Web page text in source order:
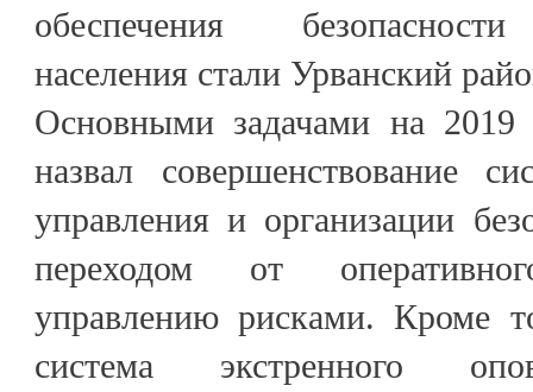
обеспечения
населения стали Урванский
Основными задачами на
назвал совершенствование
управления и организации
переходом от
управлению рисками. Кроме
система экстренного